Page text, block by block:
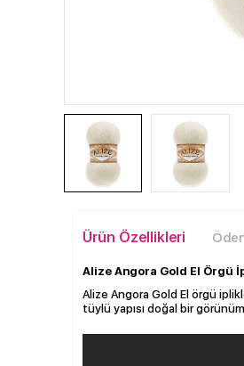
Ürün Özellikleri
Alize Angora Gold El Örgü
Alize Angora Gold El örgü
tüylü yapısı doğal bir